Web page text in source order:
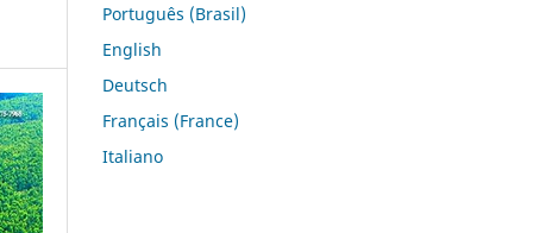
Português (Brasil)
English
Deutsch
Français (France)
Italiano